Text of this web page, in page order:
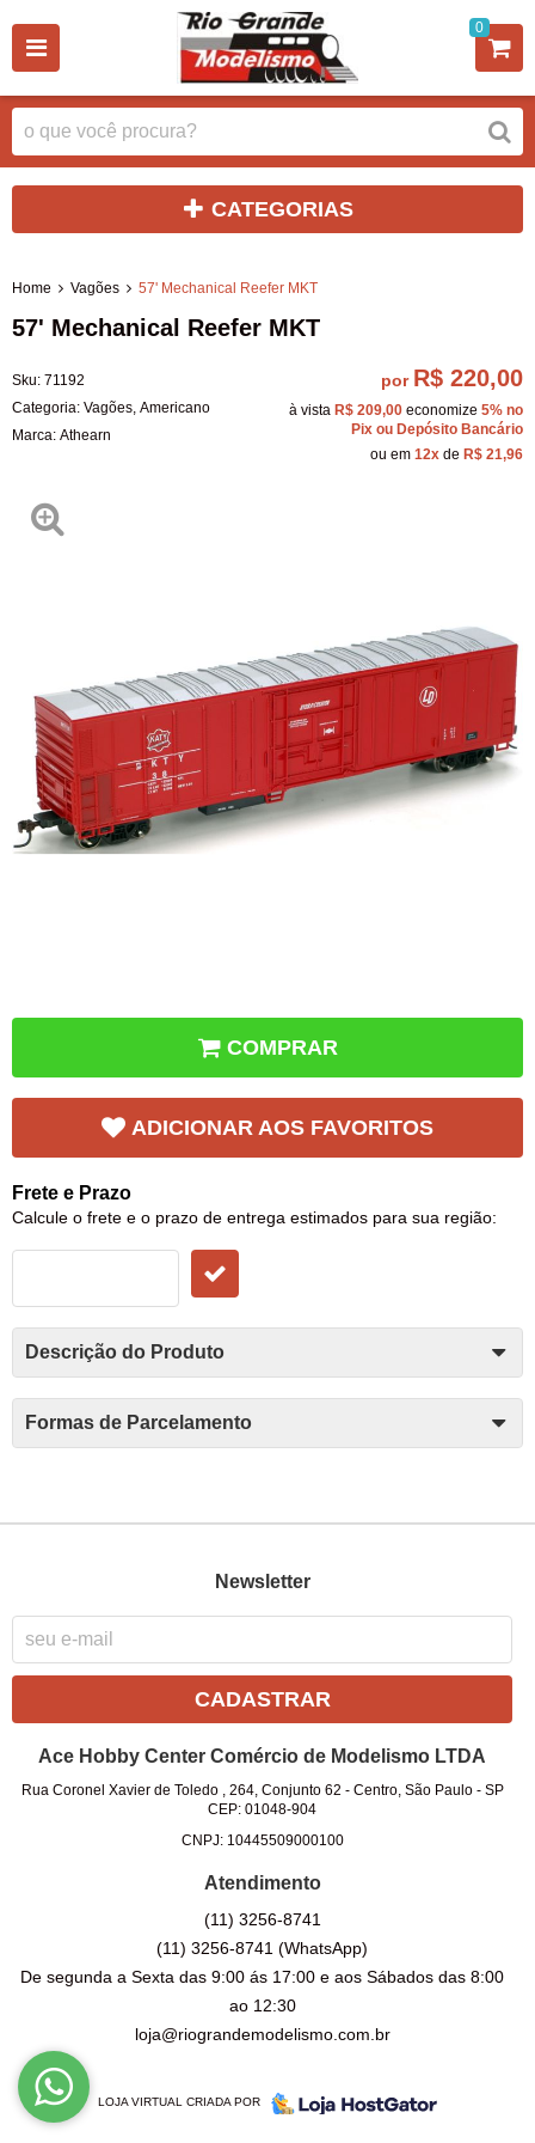
0
CATEGORIAS
Home Vagões 57' Mechanical Reefer MKT
57' Mechanical Reefer MKT
Sku: 71192
Categoria: Vagões Americano
Marca: Athearn
por R$ 220,00
à vista R$ 209,00 economize 5% no
Pix ou Depósito Bancário
ou em 12x de R$ 21,96
COMPRAR
ADICIONAR AOS FAVORITOS
Frete e Prazo
Calcule o frete e o prazo de entrega estimados para sua região:
Descrição do Produto
Formas de Parcelamento
Newsletter
CADASTRAR
Ace Hobby Center Comércio de Modelismo LTDA
Rua Coronel Xavier de Toledo , 264, Conjunto 62 - Centro, São Paulo- SP
CEP: 01048-904
CNPJ: 10445509000100
Atendimento
(11) 3256-8741
(11) 3256-8741(WhatsApp)
De segunda a Sexta das 9:00 ás 17:00 e aos Sábados das 8:00
ao 12:30
loja@riograndemodelismo.com.br
LOJA VIRTUAL CRIADA POR